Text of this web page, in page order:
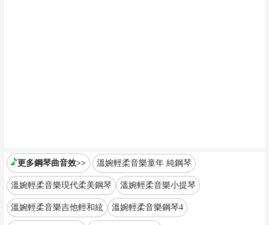
更多鋼琴曲音效>> 溫婉輕柔音樂童年 純鋼琴
溫婉輕柔音樂現代柔美鋼琴 溫婉輕柔音樂小提琴
溫婉輕柔音樂吉他輕和絃 溫婉輕柔音樂鋼琴4